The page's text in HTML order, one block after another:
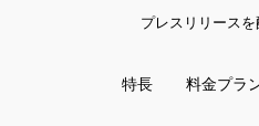
プレスリリース
特長 料金プラ